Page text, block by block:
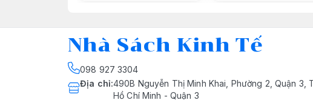
Nhà Sách Kinh Tế
098 927 3304
Địa chỉ:490B Nguyễn Thị Minh Khai, Phường 2, Quận 3,
Hồ Chí Minh - Quận 3